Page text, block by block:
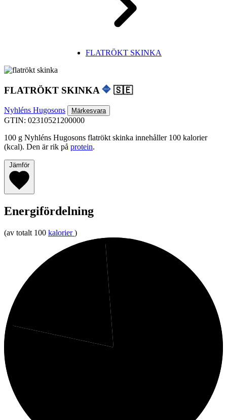
FLATRÖKT SKINKA
FLATRÖKT SKINKA 🇸🇪
Nyhléns Hugosons Märkesvara
GTIN: 02310521200000
100 g Nyhléns Hugosons flatrökt skinka innehåller 100 kalorier
(kcal). Den är rik på protein.
Jämför
Energifördelning
(av totalt 100 kalorier )
1%
Kolhydrater